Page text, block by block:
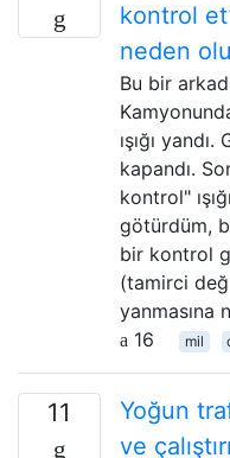
kontrol
neden
Bu bir
ışığı
kapandı.
kontrol"
götürdüm,
bir kontrol
(tamirci
yanmasına
16
mil
11
Yoğun
ve